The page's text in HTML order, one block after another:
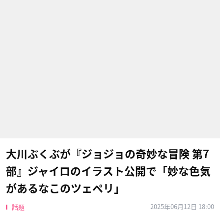
大川ぶくぶが『ジョジョの奇妙な冒険 第7
部』ジャイロのイラスト公開で「妙な色気
があるなこのツェペリ」
話題 2025年06月12日 18:00